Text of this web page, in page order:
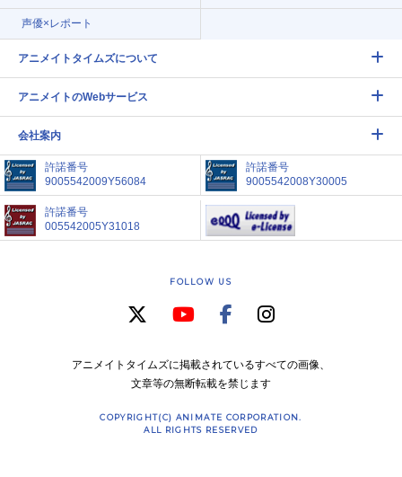
声優×レポート
アニメイトタイムズについて
アニメイトのWebサービス
会社案内
許諾番号
9005542009Y56084
許諾番号
9005542008Y30005
許諾番号
005542005Y31018
FOLLOW US
アニメイトタイムズに掲載されているすべての画像、
文章等の無断転載を禁じます
COPYRIGHT(C) ANIMATE CORPORATION.
ALL RIGHTS RESERVED